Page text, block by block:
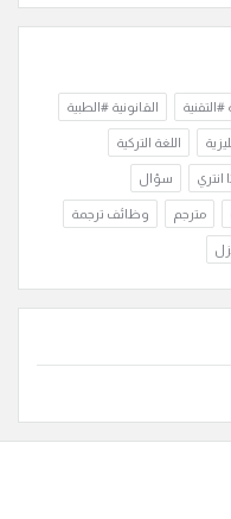
#التقنية القانونية #الطبية
اللغة التركية
انتري سؤال
مترجم وظائف ترجمة